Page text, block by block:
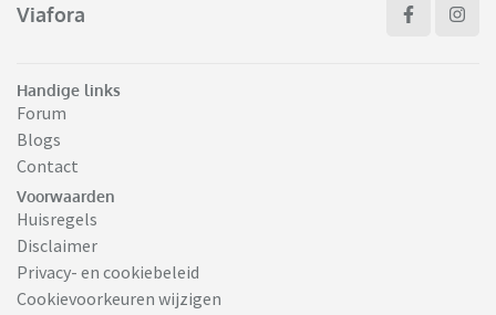
Viafora
Handige links
Forum
Blogs
Contact
Voorwaarden
Huisregels
Disclaimer
Privacy- en cookiebeleid
Cookievoorkeuren wijzigen